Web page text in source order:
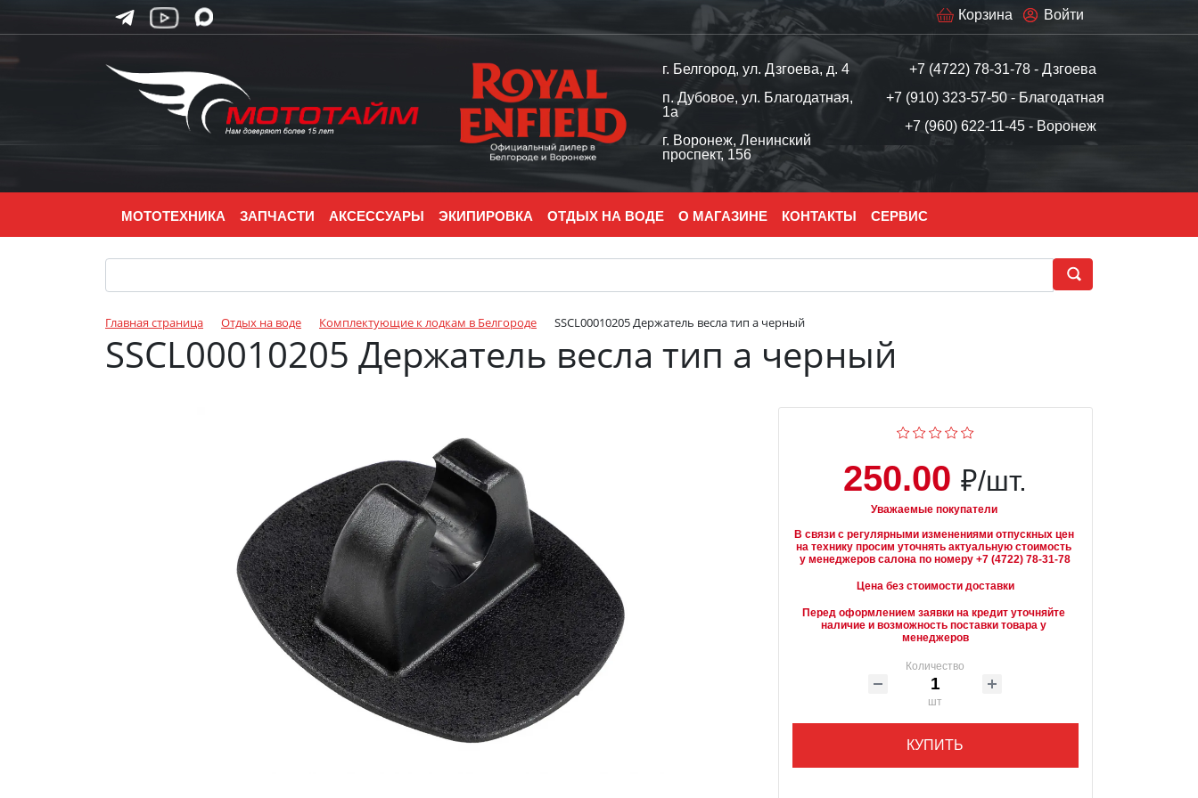
Войти
Корзина
г. Белгород, ул. Дзгоева, д. 4
п. Дубовое, ул. Благодатная,
1а
г. Воронеж, Ленинский
проспект, 156
+7 (4722) 78-31-78 - Дзгоева
+7 (910) 323-57-50 - Благодатная
+7 (960) 622-11-45 - Воронеж
МОТОТЕХНИКА ЗАПЧАСТИ АКСЕССУАРЫ ЭКИПИРОВКА ОТДЫХ НА ВОДЕ О МАГАЗИНЕ КОНТАКТЫ СЕРВИС
Главная страница Отдых на воде Комплектующие к лодкам в Белгороде SSCL00010205 Держатель весла тип а черный
SSCL00010205 Держатель весла тип а черный
250.00₽/шт.
Уважаемые покупатели
В связи с регулярными изменениями отпускных цен
на технику просим уточнять актуальную стоимость
Цена без стоимости доставки
Перед оформлением заявки на кредит уточняйте
наличие и возможность поставки товара у
менеджеров
Количество
шт
КУПИТЬ